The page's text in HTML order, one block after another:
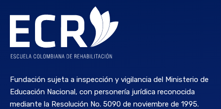
Fundación sujeta a inspección y vigilancia del Ministerio de
Educación Nacional, con personería jurídica reconocida
mediante la Resolución No. 5090 de noviembre de 1995.